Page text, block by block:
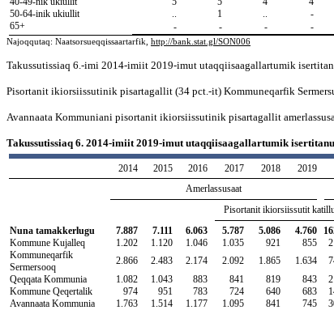
50-64-inik ukiullit
.. 1 .. -
65+
- - - -
Najoqqutaq: Naatsorsueqqissaartarfik, http://bank.stat.gl/SON006
Takussutissiaq 6.-imi 2014-imiit 2019-imut utaqqiisaagallartumik
Pisortanit ikiorsiissutinik pisartagallit (34 pct.-it) Kommuneqarfik
Avannaata Kommuniani pisortanit ikiorsiissutinik pisartagallit
Takussutissiaq 6. 2014-imiit 2019-imut utaqqiisaagallartumik
2014 2015 2016 2017 2018 2019
Amerlassusaat
Pisortanit ikiorsiissutit
Nuna tamakkerlugu
7.887 7.111 6.063 5.787 5.086 4.760
Kommune Kujalleq
1.202 1.120 1.046 1.035 921 855
Kommuneqarfik
Sermersooq
2.866 2.483 2.174 2.092 1.865 1.634
Qeqqata Kommunia
1.082 1.043 883 841 819 843
Kommune Qeqertalik
974 951 783 724 640 683
Avannaata Kommunia
1.763 1.514 1.177 1.095 841 745